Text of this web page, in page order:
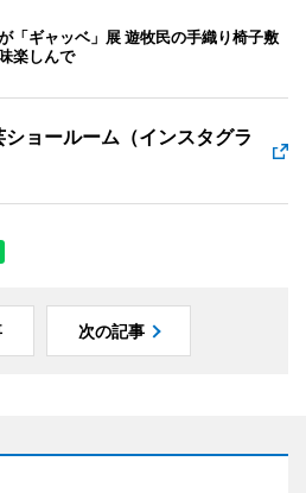
「ギャッベ」展 遊牧民の手織り椅子敷
楽しんで
ョールーム（インスタグラ
次の記事